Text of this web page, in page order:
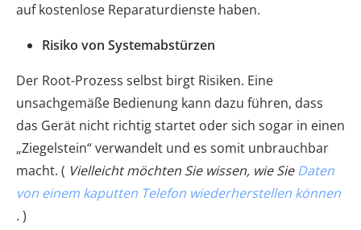
auf kostenlose Reparaturdienste haben.
Risiko von Systemabstürzen
Der Root-Prozess selbst birgt Risiken. Eine
unsachgemäße Bedienung kann dazu führen, dass
das Gerät nicht richtig startet oder sich sogar in einen
„Ziegelstein“ verwandelt und es somit unbrauchbar
macht. ( Vielleicht möchten Sie wissen, wie SieDaten
von einem kaputten Telefon wiederherstellen können
.)